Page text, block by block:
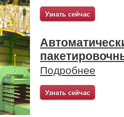
Узнать сейчас
Подробнее
Узнать сейчас